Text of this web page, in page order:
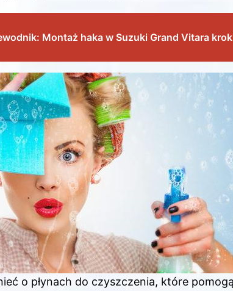
Montaż haka w Suzuki Grand Vitara
o płynach do czyszczenia, które